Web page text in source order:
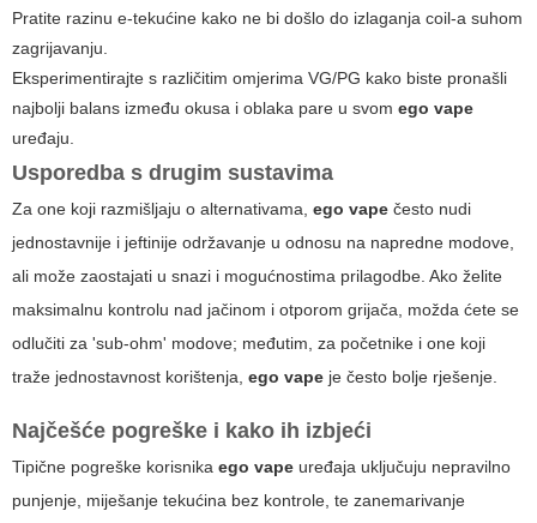
Pratite razinu e-tekućine kako ne bi došlo do izlaganja coil-a suhom
zagrijavanju.
Eksperimentirajte s različitim omjerima VG/PG kako biste pronašli
najbolji balans između okusa i oblaka pare u svom ego vape
uređaju.
Usporedba s drugim sustavima
Za one koji razmišljaju o alternativama, ego vape često nudi
jednostavnije i jeftinije održavanje u odnosu na napredne modove,
ali može zaostajati u snazi i mogućnostima prilagodbe. Ako želite
maksimalnu kontrolu nad jačinom i otporom grijača, možda ćete se
odlučiti za 'sub-ohm' modove; međutim, za početnike i one koji
traže jednostavnost korištenja, ego vape je često bolje rješenje.
Najčešće pogreške i kako ih izbjeći
Tipične pogreške korisnika ego vape uređaja uključuju nepravilno
punjenje, miješanje tekućina bez kontrole, te zanemarivanje